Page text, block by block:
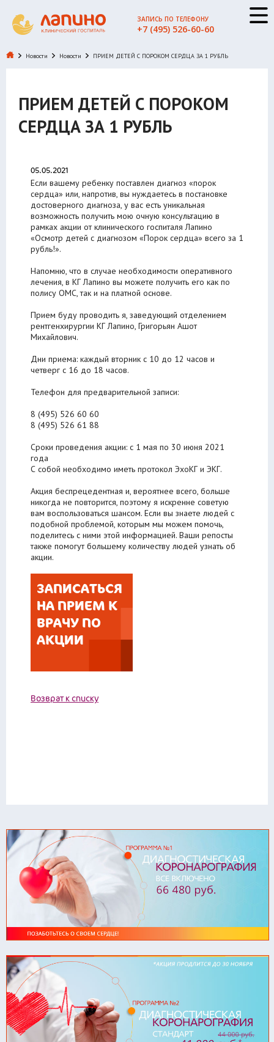
ЗАПИСЬ ПО ТЕЛЕФОНУ
+7 (495) 526-60-60
Новости Новости ПРИЕМ ДЕТЕЙ С ПОРОКОМ СЕРДЦА ЗА 1 РУБЛЬ
ПРИЕМ ДЕТЕЙ С ПОРОКОМ
СЕРДЦА ЗА 1 РУБЛЬ
05.05.2021
Если вашему ребенку поставлен диагноз «порок
сердца» или, напротив, вы нуждаетесь в постановке
достоверного диагноза, у вас есть уникальная
возможность получить мою очную консультацию в
рамках акции от клинического госпиталя Лапино
«Осмотр детей с диагнозом «Порок сердца» всего за 1
рубль!».
Напомню, что в случае необходимости оперативного
лечения, в КГ Лапино вы можете получить его как по
полису ОМС, так и на платной основе.
Прием буду проводить я, заведующий отделением
рентгенхирургии КГ Лапино, Григорьян Ашот
Михайлович.
Дни приема: каждый вторник с 10 до 12 часов и
четверг с 16 до 18 часов.
Телефон для предварительной записи:
8 (495) 526 60 60
8 (495) 526 61 88
Сроки проведения акции: с 1 мая по 30 июня 2021
года
С собой необходимо иметь протокол ЭхоКГ и ЭКГ.
Акция беспрецедентная и, вероятнее всего, больше
никогда не повторится, поэтому я искренне советую
вам воспользоваться шансом. Если вы знаете людей с
подобной проблемой, которым мы можем помочь,
поделитесь с ними этой информацией. Ваши репосты
также помогут большему количеству людей узнать об
акции.
ЗАПИСАТЬСЯ
НА ПРИЕМ К
ВРАЧУ ПО
АКЦИИ
Возврат к списку